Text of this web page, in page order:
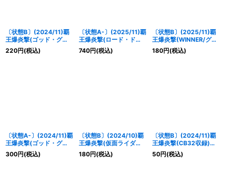
〔状態B〕(2024/11)覇
王爆炎撃(ゴッド・グロ
ウイラスト)【C】
{SD56-RV008
220円(税込)
〔状態A-〕(2025/11)覇
王爆炎撃(ロード・ドラ
ゴン・バゼル&バーニン
グ・ソウルドラゴンイラ
740円(税込)
〔状態B〕(2025/11)覇
王爆炎撃(WINNER/グロ
ウイラスト)【C】
{SD56-RV008
180円(税込)
〔状態A-〕(2024/11)覇
王爆炎撃(ゴッド・グロ
ウイラスト)【C】
{SD56-RV008
300円(税込)
〔状態B〕(2024/10)覇
王爆炎撃(仮面ライダー
ファイズイラスト)【C】
{SD56-RV008
180円(税込)
〔状態B〕(2024/11)覇
王爆炎撃(CB32収録)
【C】{SD56-RV008
《赤》
50円(税込)